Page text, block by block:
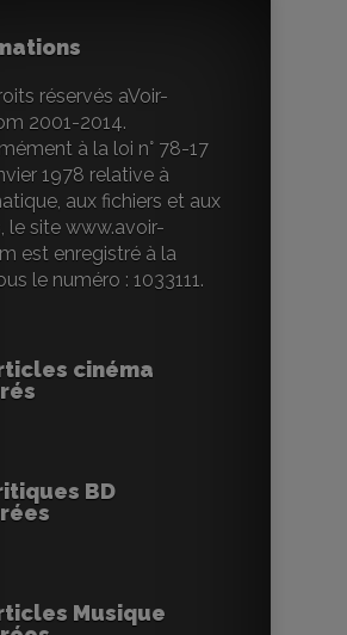
réservés aVoir-
2001-2014.
à la loi n° 78-17
1978 relative à
aux fichiers et aux
le site www.avoir-
est enregistré à la
le numéro : 1033111.
cinéma
BD
Musique